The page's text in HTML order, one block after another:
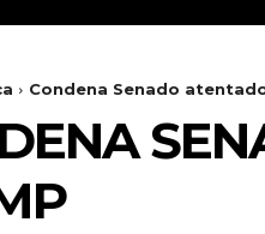
Condena Senado